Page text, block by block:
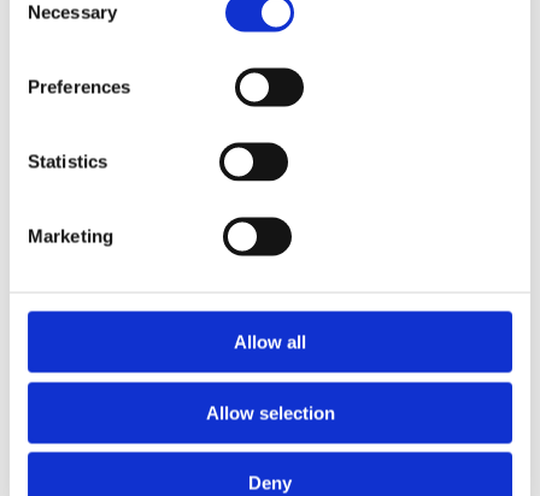
Selection
Necessary
Preferences
Statistics
Marketing
Allow all
Allow selection
Deny
Jeanel Danielsen
Suppleanter
Suppleant